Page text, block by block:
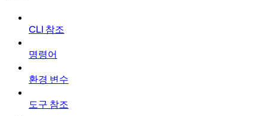
CLI 참조
명령어
환경 변수
도구 참조